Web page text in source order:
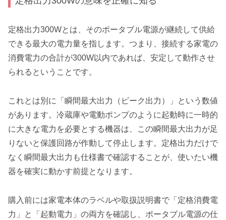
定格出力300Wとは、そのポータブル電源が継続して供給
できる最大の電力量を指します。つまり、接続する家電の
消費電力の合計が300W以内であれば、安定して動作させ
られるということです。
これとは別に「瞬間最大出力（ピーク出力）」という数値
があります。冷蔵庫や電動ポンプのように起動時に一時的
に大きな電力を必要とする機器は、この瞬間最大出力が足
りないと保護回路が作動して停止します。定格出力だけで
なく瞬間最大出力も仕様書で確認することが、使いたい機
器を確実に動かす前提となります。
購入前には家電本体のラベルや取扱説明書で「定格消費電
力」と「起動電力」の両方を確認し、ポータブル電源の仕